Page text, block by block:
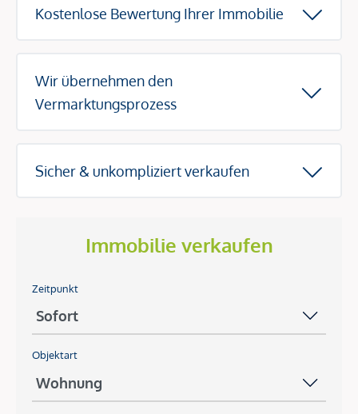
Kostenlose Bewertung Ihrer Immobilie
Wir übernehmen den
Vermarktungsprozess
Sicher & unkompliziert verkaufen
Immobilie verkaufen
Zeitpunkt
Objektart